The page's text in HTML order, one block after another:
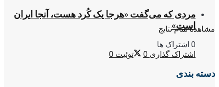
مشاهده تمام نتایج
مردی که می‌گفت «هرجا یک کُرد هست، آنجا ایران
است»
0 اشتراک ها
اشتراک گذاری 0 توئیت 0
دسته بندی